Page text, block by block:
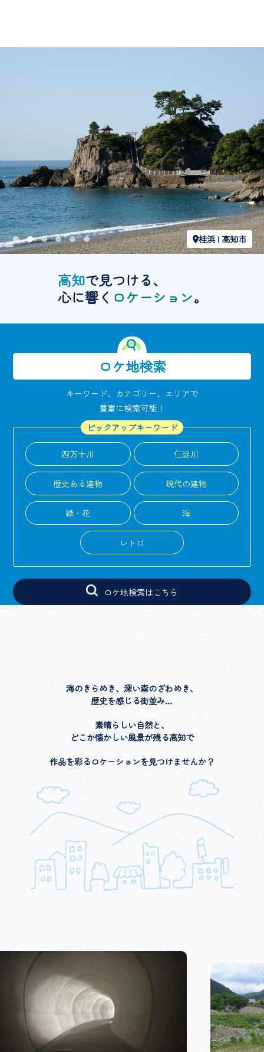
高知で見つける、
心に響く ロケーション。
ロケ地検索
キーワード、カテゴリー、エリアで
豊富に検索可能！
ピックアップキーワード
四万十川 仁淀川
歴史ある建物 現代の建物
緑・花 海
レトロ
ロケ地検索はこちら
UFOライン | い
海のきらめき、深い森のざわめき、
歴史を感じる街並み…
素晴らしい自然と、
どこか懐かしい風景が残る高知で
作品を彩るロケーションを見つけませんか？